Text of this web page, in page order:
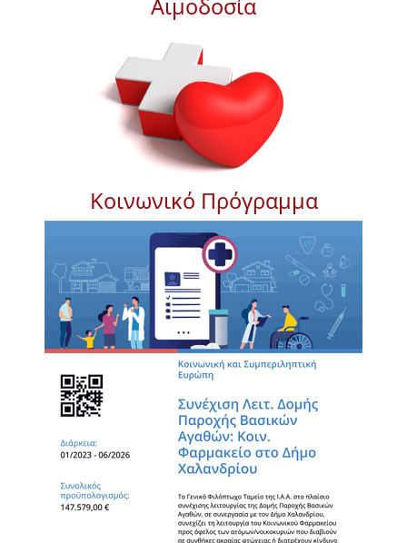
Αιμοδοσία
Κοινωνικό Πρόγραμμα